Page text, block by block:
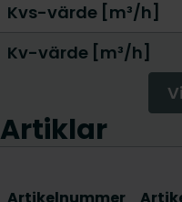
Kvs-värde [m³/h]
Kv-värde [m³/h]
Artiklar